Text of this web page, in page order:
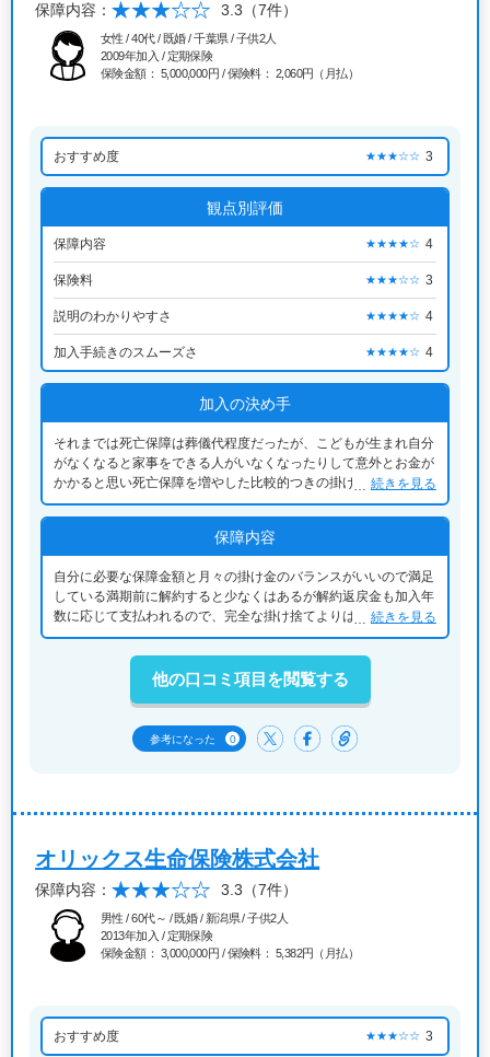
保障内容： 3.3 （7件）
女性 / 40代 / 既婚 / 千葉県 / 子供2人
2009年加入 / 定期保険
保険金額： 5,000,000円 / 保険料： 2,060円（月払）
おすすめ度 ★★★☆☆ 3
観点別評価
保障内容 ★★★★☆ 4
保険料 ★★★☆☆ 3
説明のわかりやすさ ★★★★☆ 4
加入手続きのスムーズさ ★★★★☆ 4
加入の決め手
それまでは死亡保障は葬儀代程度だったが、こどもが生まれ自分
がなくなると家事をできる人がいなくなったりして意外とお金が
かかると思い死亡保障を増やした比較的つきの掛け金が手頃で定
額だったため今の保険にした
続きを見る
保障内容
自分に必要な保障金額と月々の掛け金のバランスがいいので満足
している満期前に解約すると少なくはあるが解約返戻金も加入年
数に応じて支払われるので、完全な掛け捨てよりはいいかなと思
う契約後の手続きもネットで済むことが増えたりして便利になっ
続きを見る
参考になった 0
他の口コミ項目を閲覧する
オリックス生命保険株式会社
保障内容： 3.3 （7件）
男性 / 60代～ / 既婚 / 新潟県 / 子供2人
2013年加入 / 定期保険
保険金額： 3,000,000円 / 保険料： 5,382円（月払）
おすすめ度 ★★★☆☆ 3